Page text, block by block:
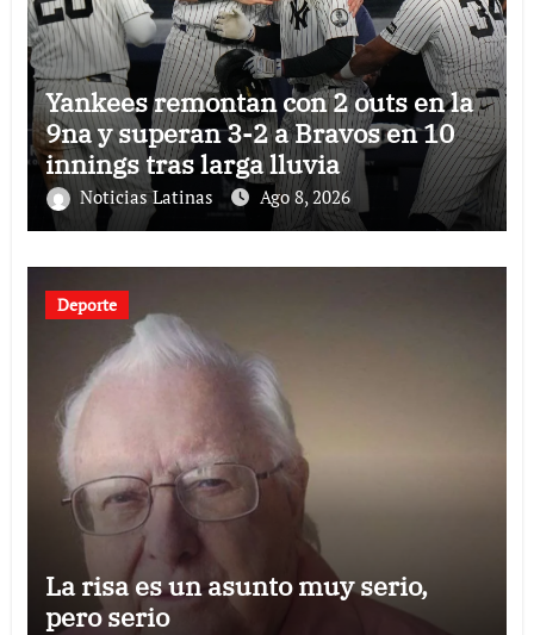
Yankees remontan con 2 outs en la
9na y superan 3-2 a Bravos en 10
innings tras larga lluvia
Noticias Latinas Ago 8, 2026
Deporte
La risa es un asunto muy serio,
pero serio